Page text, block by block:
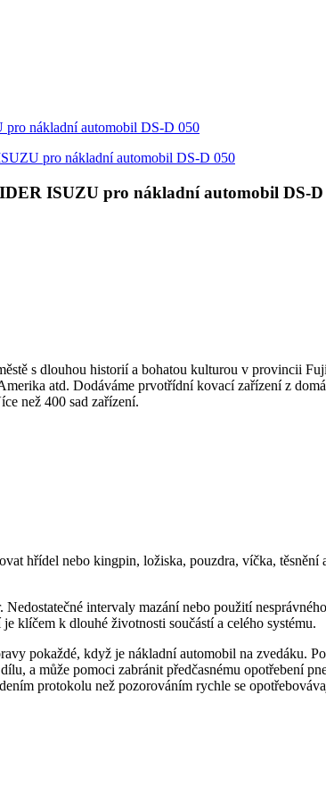
ISUZU pro nákladní automobil DS-D
s dlouhou historií a bohatou kulturou v provincii
atd. Dodáváme prvotřídní kovací zařízení z
než 400 sad zařízení.
hřídel nebo kingpin, ložiska, pouzdra, víčka,
intervaly mazání nebo použití
klíčem k dlouhé životnosti součástí a celého systému.
pokaždé, když je nákladní automobil na zvedáku.
a může pomoci zabránit předčasnému opotřebení
protokolu než pozorováním rychle se